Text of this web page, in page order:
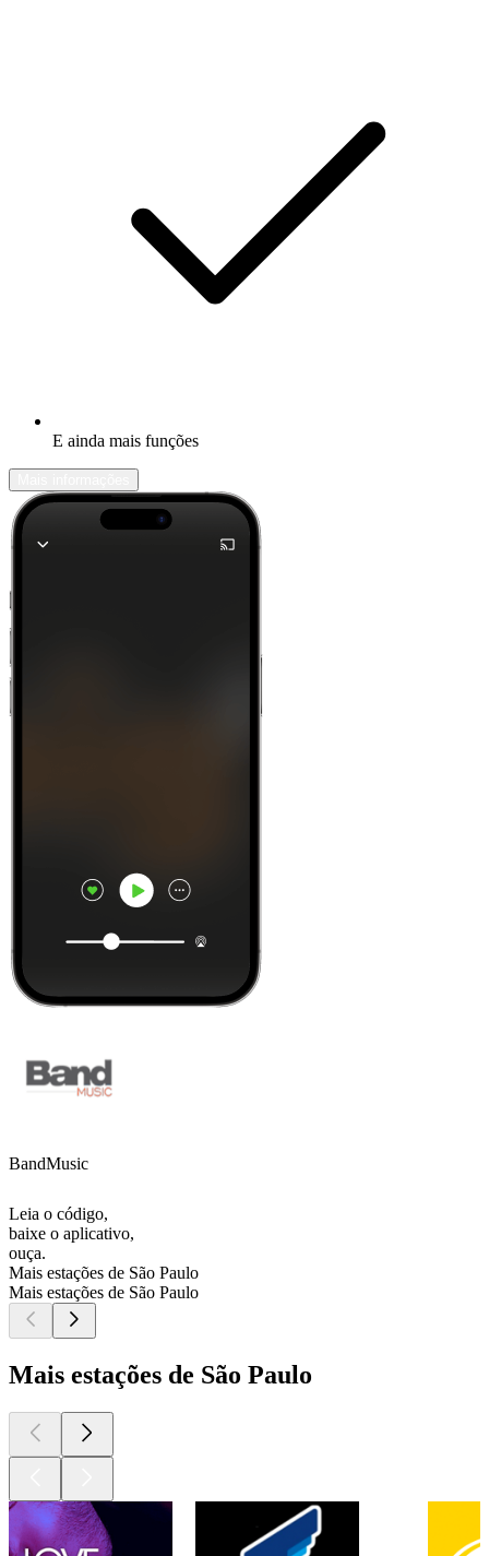
E ainda mais funções
BandMusic
Leia o código,
baixe o aplicativo,
ouça.
Mais estações de São Paulo
Mais estações de São Paulo
Mais estações de São Paulo